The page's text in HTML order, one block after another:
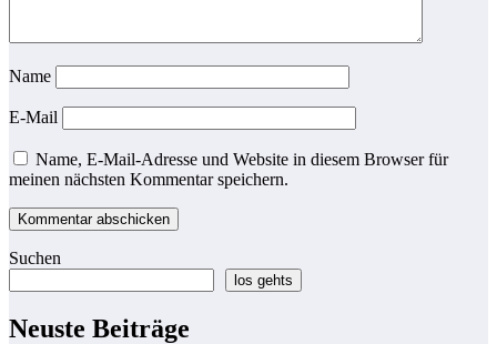
Name
E-Mail
Name, E-Mail-Adresse und Website in diesem Browser für
meinen nächsten Kommentar speichern.
Suchen
los gehts
Neuste Beiträge